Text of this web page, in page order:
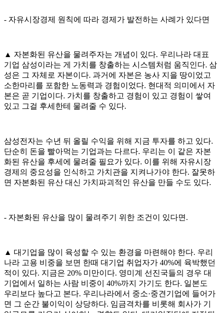
- 자유시장경제 원칙에 따라 경제가 발전하는 사례가 있다면
▲ 자본화된 유산을 물려주자는 개념이 있다. 우리나라 대표
기업 삼성이라는 게 가치를 창출하는 시스템처럼 움직인다. 삼
성은 그 자체로 자본이다. 과거에 자본은 농사 지을 땅이었고
소한마리를 포함한 노동력과 경험이었다. 현대적 의미에서 자
본은 곧 기업이다. 가치를 창출하고 경험이 있고 경험이 쌓여
있고 그걸 후세한테 물려줄 수 있다.
삼성전자는 수년 뒤 올릴 수익을 위해 지금 투자를 하고 있다.
단순히 돈을 빨아먹는 기업과는 다르다. 우리는 이 같은 자본
화된 유산을 후세에 물려줄 필요가 있다. 이를 위해 자유시장
경제의 중요성을 인식하고 가치관을 지켜나가야 한다. 잘못하
면 자본화된 유산 대신 가치파괴적인 유산을 만들 수도 있다.
- 자본화된 유산을 많이 물려주기 위한 조건이 있다면.
▲ 대기업을 많이 육성할 수 있는 환경을 마련해야 한다. 우리
나라 고용 비중을 보면 한때 대기업 취업자가 40%에 육박했던
적이 있다. 지금은 20% 미만이다. 영미계 선진국들의 경우 대
기업에서 일하는 사람 비중이 40%까지 가기도 한다. 일본도
우리보다 높다고 본다. 우리나라에서 중소·중견기업에 들어가
면 그 순간 불이익이 상당하다. 임금격차를 비롯해 회사가 기